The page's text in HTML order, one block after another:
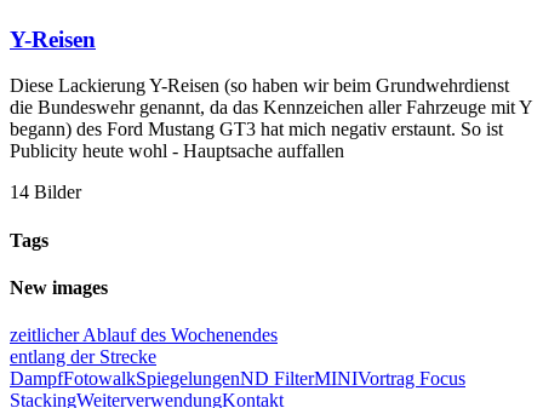
Y-Reisen
Diese Lackierung Y-Reisen (so haben wir beim Grundwehrdienst
die Bundeswehr genannt, da das Kennzeichen aller Fahrzeuge mit Y
begann) des Ford Mustang GT3 hat mich negativ erstaunt. So ist
Publicity heute wohl - Hauptsache auffallen
14 Bilder
Tags
New images
zeitlicher Ablauf des Wochenendes
entlang der Strecke
DampfFotowalkSpiegelungenND FilterMINIVortrag Focus
StackingWeiterverwendungKontakt